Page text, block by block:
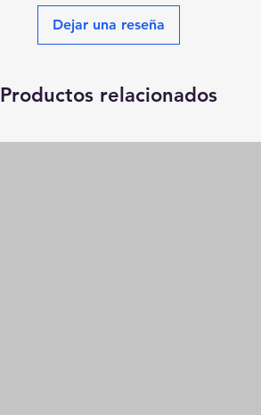
Dejar una reseña
Productos relacionados